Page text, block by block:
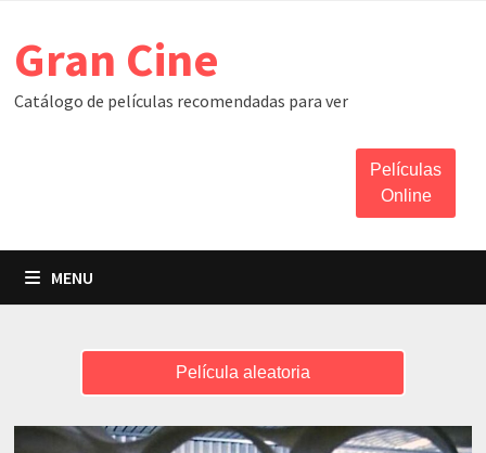
content
Gran Cine
Catálogo de películas recomendadas para ver
Películas
Online
MENU
Película aleatoria